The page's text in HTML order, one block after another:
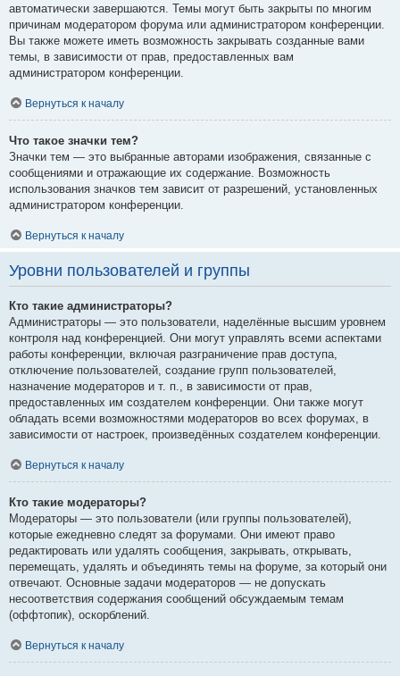
автоматически завершаются. Темы могут быть закрыты по многим
причинам модератором форума или администратором конференции.
Вы также можете иметь возможность закрывать созданные вами
темы, в зависимости от прав, предоставленных вам
администратором конференции.
Вернуться к началу
Что такое значки тем?
Значки тем — это выбранные авторами изображения, связанные с
сообщениями и отражающие их содержание. Возможность
использования значков тем зависит от разрешений, установленных
администратором конференции.
Вернуться к началу
Уровни пользователей и группы
Кто такие администраторы?
Администраторы — это пользователи, наделённые высшим уровнем
контроля над конференцией. Они могут управлять всеми аспектами
работы конференции, включая разграничение прав доступа,
отключение пользователей, создание групп пользователей,
назначение модераторов и т. п., в зависимости от прав,
предоставленных им создателем конференции. Они также могут
обладать всеми возможностями модераторов во всех форумах, в
зависимости от настроек, произведённых создателем конференции.
Вернуться к началу
Кто такие модераторы?
Модераторы — это пользователи (или группы пользователей),
которые ежедневно следят за форумами. Они имеют право
редактировать или удалять сообщения, закрывать, открывать,
перемещать, удалять и объединять темы на форуме, за который они
отвечают. Основные задачи модераторов — не допускать
несоответствия содержания сообщений обсуждаемым темам
(оффтопик), оскорблений.
Вернуться к началу